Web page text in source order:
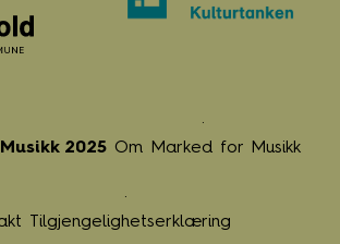
2025 Om Marked for Musikk
Tilgjengelighetserklæring